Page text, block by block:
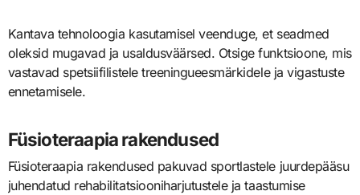
Kantava tehnoloogia kasutamisel veenduge, et seadmed
oleksid mugavad ja usaldusväärsed. Otsige funktsioone, mis
vastavad spetsiifilistele treeningueesmärkidele ja vigastuste
ennetamisele.
Füsioteraapia rakendused
Füsioteraapia rakendused pakuvad sportlastele juurdepääsu
juhendatud rehabilitatsiooniharjutustele ja taastumise